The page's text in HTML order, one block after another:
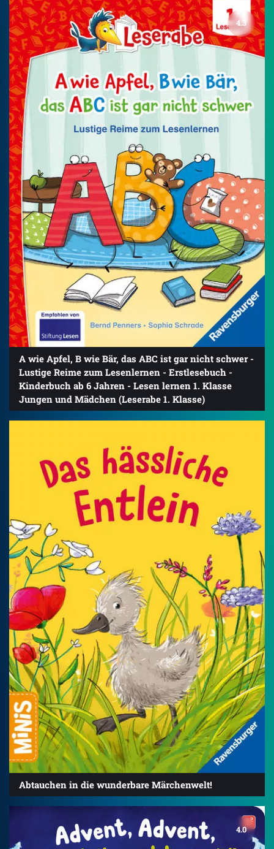
4.3
A wie Apfel, B wie Bär, das ABC ist gar nicht schwer -
Lustige Reime zum Lesenlernen - Erstlesebuch -
Kinderbuch ab 6 Jahren - Lesen lernen 1. Klasse
Jungen und Mädchen (Leserabe 1. Klasse)
Abtauchen in die wunderbare Märchenwelt!
4.0